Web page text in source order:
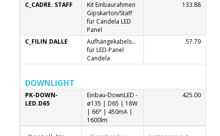
C_CADRE. STAFF
Kit Einbaurahmen
Gipskarton/Staff
für Candela LED
Panel
133.88
C_FILIN.DALLE
Aufhängekabelsatz
für LED-Panel
Candela
57.79
DOWNLIGHT
PK-DOWN-
LED.D65
Einbau-DownLED -
ø135 | D65 | 18W
| 66° | 450mA |
1600lm
425.00